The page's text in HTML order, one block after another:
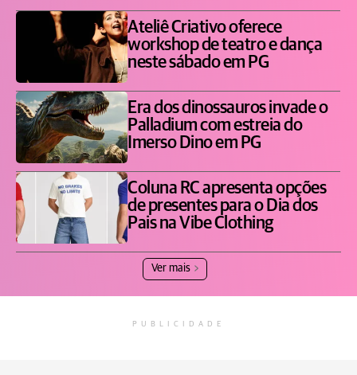
Ateliê Criativo oferece
workshop de teatro e dança
neste sábado em PG
Era dos dinossauros invade o
Palladium com estreia do
Imerso Dino em PG
Coluna RC apresenta opções
de presentes para o Dia dos
Pais na Vibe Clothing
Ver mais
PUBLICIDADE